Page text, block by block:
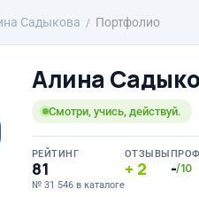
Садыкова Портфолио
Алина
Смотри, учись, действуй.
РЕЙТИНГ
81
№ 31 546 в каталоге
ОТЗЫВЫ
2 -/10